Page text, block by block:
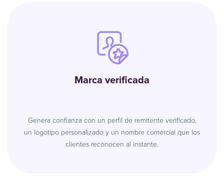
Marca verificada
Genera confianza con un perfil de remitente verificado,
un logotipo personalizado y un nombre comercial que los
clientes reconocen al instante.